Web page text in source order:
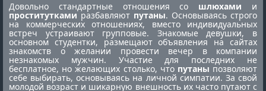
Довольно стандартные отношения со шлюхами и
проституткамиразбавляют путаны. Основываясь строго
на коммерческих отношениях, вместо индивидуальных
встреч устраивают групповые. Знакомые девушки, в
основном студентки, размещают объявления на сайтах
знакомств о желании провести вечер в компании
незнакомых мужчин. Участие для последних не
бесплатное, но желающих столько, что путаны позволяют
себе выбирать, основываясь на личной симпатии. За свой
молодой возраст и шикарную внешность их часто путают с